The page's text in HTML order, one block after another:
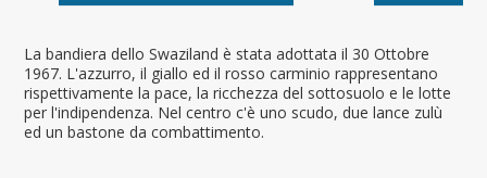
La bandiera dello Swaziland è stata adottata il 30 Ottobre
1967. L'azzurro, il giallo ed il rosso carminio rappresentano
rispettivamente la pace, la ricchezza del sottosuolo e le lotte
per l'indipendenza. Nel centro c'è uno scudo, due lance zulù
ed un bastone da combattimento.